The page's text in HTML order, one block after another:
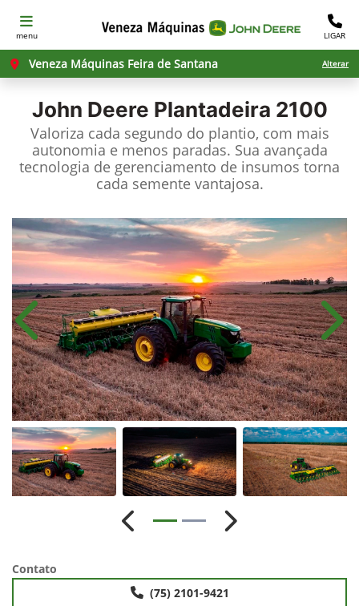
menu LIGAR
Veneza Máquinas Feira de Santana Alterar
John Deere Plantadeira 2100
Valoriza cada segundo do plantio, com mais
autonomia e menos paradas. Sua avançada
tecnologia de gerenciamento de insumos torna
cada semente vantajosa.
Anterior
Anterior Próximo
Contato
(75) 2101-9421